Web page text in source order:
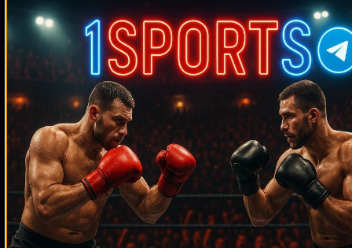
Случайные боксеры
Мигель Сантана Кшиштоф Влодарчик Даррелл Хайлз Гуты Эспадас-
младший
Хуан Карлос Гомес Леван Джамардашвили
Майкл
Джонсон
Карлос Вильфредо Вилчес Мaурисиo Лaрa
Чарльз Брюэр
Сэмми Вентура
Карлос Риос Джонни Тапиа Кевин Жуссет
Магомед Абдусаламов Джаред Андерсон
Грег Горрелл
Даниэль Сарагоса Адольфо Вирует Михаил Макаров
Алехандро
Санабриа Акасио Симбаджон Джозеф Паркер
Пастор Умберто
Маурин Даг Дэуитт Гильермо Ригондо Джуниор Уиттер
Монте
Барретт Джош Эмметт Джейсон Гаверн Джеймс МакГирт Леон
Харт Шейн Мосли Дорнелл Вигфолл Хуан Херардо
Кабрера Карлос Окампо Джефф Лалли Райани Аманда дос Сантос
Шеннан Тейлор Джейми Макдоннелл Кен Нортон Джо
Фрейзер Антонио Ниевес Пол Дентон Гленн Волфе